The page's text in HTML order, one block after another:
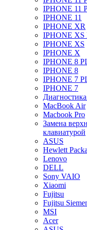
IPHONE 11
IPHONE 11
IPHONE XR
IPHONE
IPHONE XS
IPHONE X
IPHONE 8
IPHONE 8
IPHONE 7
IPHONE 7
MacBook Air
Macbook Pro
Замена
клавиатурой
ASUS
Hewlett
Lenovo
DELL
Sony VAIO
Xiaomi
Fujitsu
Fujitsu
MSI
Acer